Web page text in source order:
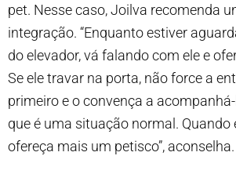
pet. Nesse caso, Joilva recomenda
integração. “Enquanto estiver
do elevador, vá falando com ele e
Se ele travar na porta, não force a
primeiro e o convença a
que é uma situação normal. Quando
ofereça mais um petisco”, aconselha.